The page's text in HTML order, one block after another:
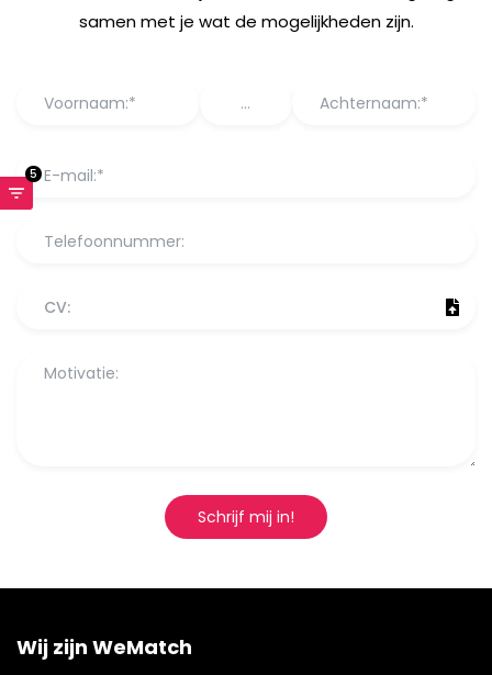
5
samen met je wat de mogelijkheden zijn.
CV:
Schrijf mij in!
Wij zijn WeMatch